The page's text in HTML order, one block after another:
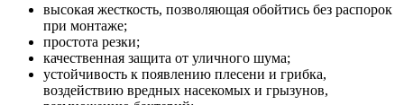
высокая жесткость, позволяющая обойтись без распорок
при монтаже;
простота резки;
качественная защита от уличного шума;
устойчивость к появлению плесени и грибка,
воздействию вредных насекомых и грызунов,